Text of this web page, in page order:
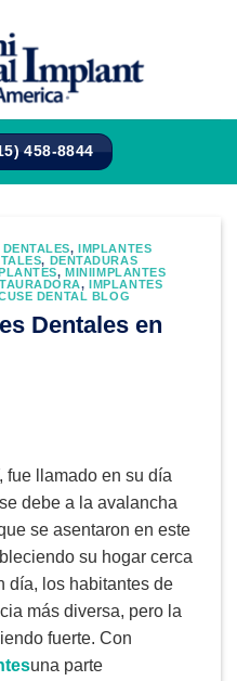
458-8844
,IMPLANTES
, DENTADURAS
,MINIIMPLANTES
,IMPLANTES
DENTAL BLOG
Dentales en
fue llamado en su día
debe a la avalancha
se asentaron en este
su hogar cerca
día, los habitantes de
más diversa, pero la
fuerte. Con
una parte